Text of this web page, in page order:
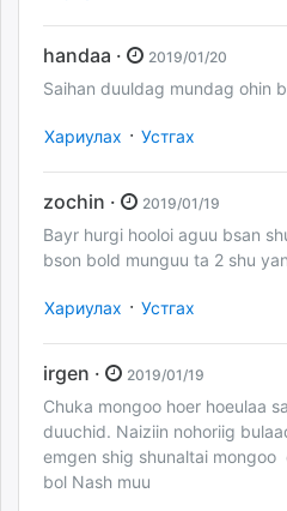
handaa · 2019/01/20
Saihan duuldag mundag ohin
Хариулах · Устгах
zochin · 2019/01/19
Bayr hurgi hooloi aguu bsan
bson bold munguu ta 2 shu
Хариулах · Устгах
irgen · 2019/01/19
Chuka mongoo hoer hoeulaa
duuchid. Naiziin nohoriig
emgen shig shunaltai
bol Nash muu